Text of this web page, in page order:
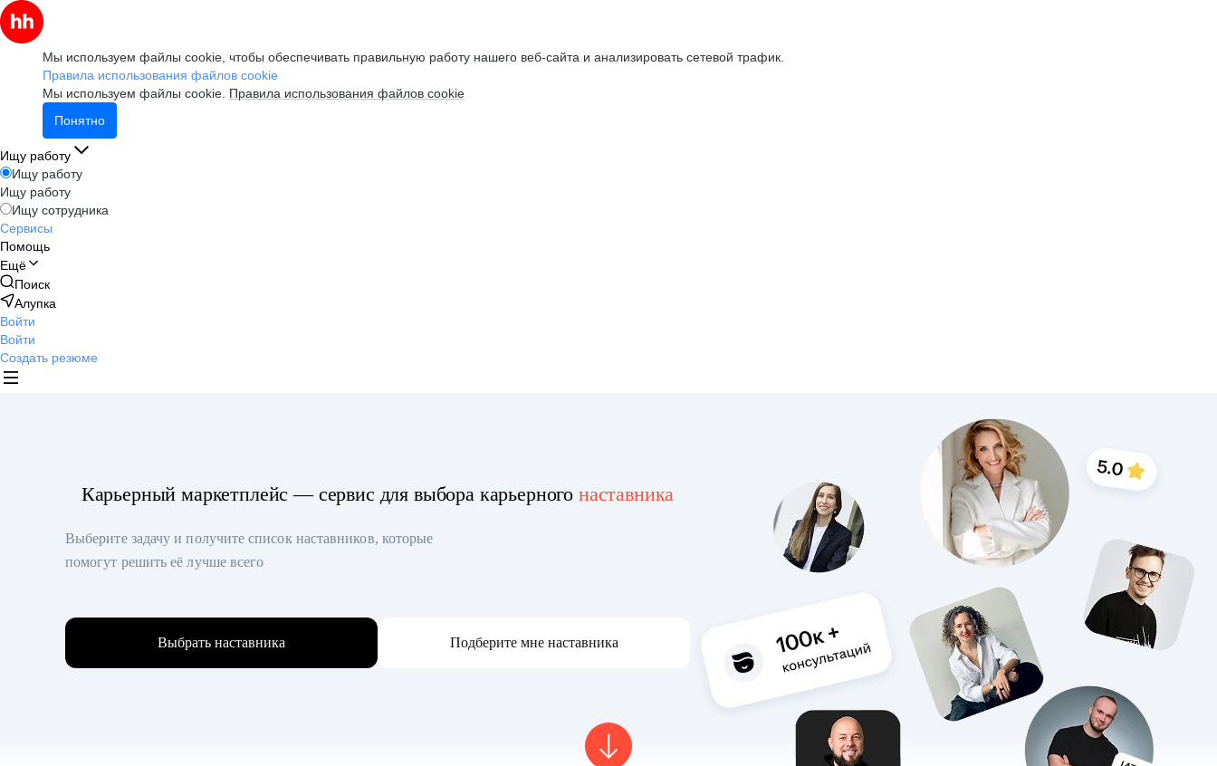
Мы используем файлы cookie, чтобы обеспечивать правильную работу нашего веб-сайта и анализировать сетевой трафик.
Правила использования файлов cookie
Мы используем файлы cookie. Правила использования файлов cookie
Понятно
Ищу работу
Ищу работу
Ищу работу
Ищу сотрудника
Сервисы
Помощь
Ещё
Поиск
Алупка
Войти
Войти
Создать резюме
Карьерный маркетплейс — сервис для выбора карьерного наставника
Выберите задачу и получите список наставников, которые
помогут решить её лучше всего
Выбрать наставника Подберите мне наставника